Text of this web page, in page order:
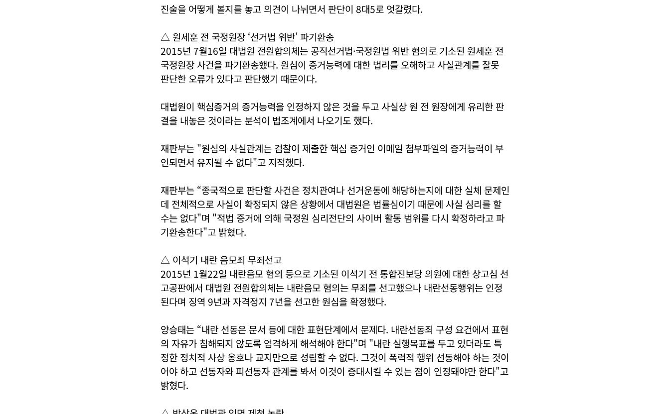
진술을 어떻게 볼지를 놓고 의견이 나뉘면서 판단이 8대5로 엇갈렸다.
△ 원세훈 전 국정원장 ‘선거법 위반’ 파기환송
2015년 7월16일 대법원 전원합의체는 공직선거법·국정원법 위반 혐의로 기소된 원세훈 전
국정원장 사건을 파기환송했다. 원심이 증거능력에 대한 법리를 오해하고 사실관계를 잘못
판단한 오류가 있다고 판단했기 때문이다.
대법원이 핵심증거의 증거능력을 인정하지 않은 것을 두고 사실상 원 전 원장에게 유리한 판
결을 내놓은 것이라는 분석이 법조계에서 나오기도 했다.
재판부는 "원심의 사실관계는 검찰이 제출한 핵심 증거인 이메일 첨부파일의 증거능력이 부
인되면서 유지될 수 없다"고 지적했다.
재판부는 “종국적으로 판단할 사건은 정치관여나 선거운동에 해당하는지에 대한 실체 문제인
데 전체적으로 사실이 확정되지 않은 상황에서 대법원은 법률심이기 때문에 사실 심리를 할
수는 없다"며 "적법 증거에 의해 국정원 심리전단의 사이버 활동 범위를 다시 확정하라고 파
기환송한다"고 밝혔다.
△ 이석기 내란 음모죄 무죄선고
2015년 1월22일 내란음모 혐의 등으로 기소된 이석기 전 통합진보당 의원에 대한 상고심 선
고공판에서 대법원 전원합의체는 내란음모 혐의는 무죄를 선고했으나 내란선동행위는 인정
된다며 징역 9년과 자격정지 7년을 선고한 원심을 확정했다.
양승태는 “내란 선동은 문서 등에 대한 표현단계에서 문제다. 내란선동죄 구성 요건에서 표현
의 자유가 침해되지 않도록 엄격하게 해석해야 한다"며 "내란 실행목표를 두고 있더라도 특
정한 정치적 사상 옹호나 교지만으로 성립할 수 없다. 그것이 폭력적 행위 선동해야 하는 것이
어야 하고 선동자와 피선동자 관계를 봐서 이것이 증대시킬 수 있는 점이 인정돼야만 한다"고
밝혔다.